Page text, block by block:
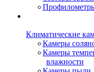
Климатические
Камеры
Камеры
влажности